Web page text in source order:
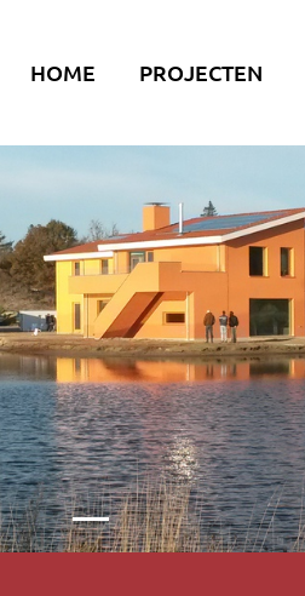
HOME PROJECTEN